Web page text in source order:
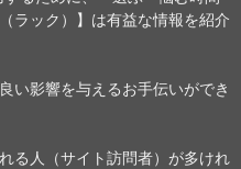
ラック）】は有益な情報を紹介
い影響を与えるお手伝いができ
る人（サイト訪問者）が多けれ